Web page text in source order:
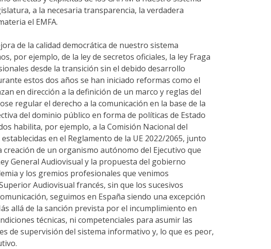
a la necesaria transparencia, la verdadera
el EMFA.
de la calidad democrática de nuestro sistema
por ejemplo, de la ley de secretos oficiales, la ley Fraga
desde la transición sin el debido desarrollo
estos dos años se han iniciado reformas como el
en dirección a la definición de un marco y reglas del
regular el derecho a la comunicación en la base de la
del dominio público en forma de políticas de Estado
habilita, por ejemplo, a la Comisión Nacional del
en el Reglamento de la UE 2022/2065, junto
creación de un organismo autónomo del Ejecutivo que
General Audiovisual y la propuesta del gobierno
y los gremios profesionales que venimos
Audiovisual francés, sin que los sucesivos
seguimos en España siendo una excepción
allá de la sanción prevista por el incumplimiento en
técnicas, ni competenciales para asumir las
de supervisión del sistema informativo y, lo que es peor,